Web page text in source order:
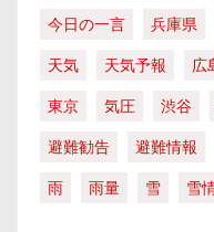
今日の一言
兵庫県
天気
天気予報 広
東京
気圧 渋谷
避難勧告
避難情報
雨
雨量 雪 雪